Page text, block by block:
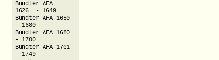
Bundter AFA
1626 - 1649
Bundter AFA 1650
- 1680
Bundter AFA 1680
- 1700
Bundter AFA 1701
- 1749